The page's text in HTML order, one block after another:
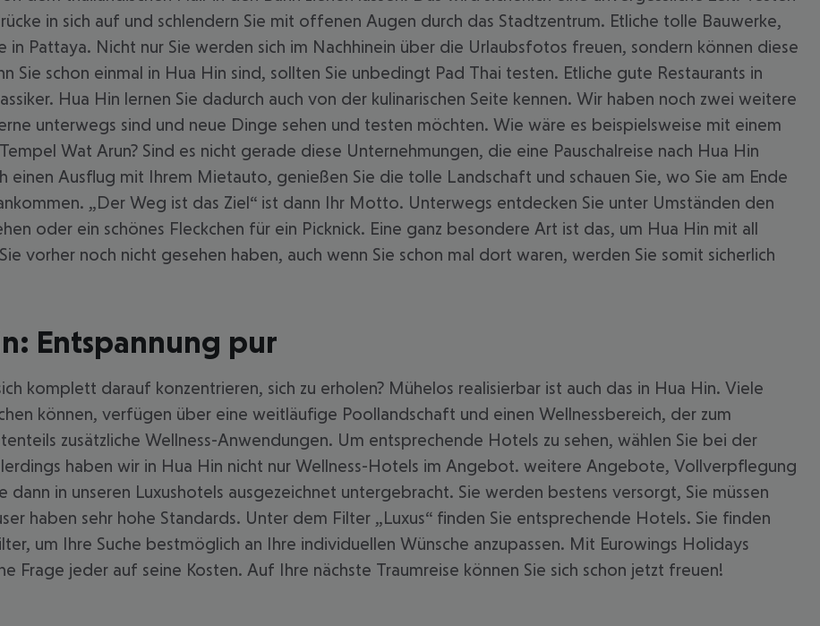
in sich auf und schlendern Sie mit offenen Augen durch das Stadtzentrum. Etliche tolle Bauwerke,
Pattaya. Nicht nur Sie werden sich im Nachhinein über die Urlaubsfotos freuen, sondern können diese
Sie schon einmal in Hua Hin sind, sollten Sie unbedingt Pad Thai testen. Etliche gute Restaurants in
Hua Hin lernen Sie dadurch auch von der kulinarischen Seite kennen. Wir haben noch zwei weitere
unterwegs sind und neue Dinge sehen und testen möchten. Wie wäre es beispielsweise mit einem
Wat Arun? Sind es nicht gerade diese Unternehmungen, die eine Pauschalreise nach Hua Hin
einen Ausflug mit Ihrem Mietauto, genießen Sie die tolle Landschaft und schauen Sie, wo Sie am Ende
„Der Weg ist das Ziel“ ist dann Ihr Motto. Unterwegs entdecken Sie unter Umständen den
oder ein schönes Fleckchen für ein Picknick. Eine ganz besondere Art ist das, um Hua Hin mit all
vorher noch nicht gesehen haben, auch wenn Sie schon mal dort waren, werden Sie somit sicherlich
Entspannung pur
komplett darauf konzentrieren, sich zu erholen? Mühelos realisierbar ist auch das in Hua Hin. Viele
können, verfügen über eine weitläufige Poollandschaft und einen Wellnessbereich, der zum
zusätzliche Wellness-Anwendungen. Um entsprechende Hotels zu sehen, wählen Sie bei der
haben wir in Hua Hin nicht nur Wellness-Hotels im Angebot. weitere Angebote, Vollverpflegung
dann in unseren Luxushotels ausgezeichnet untergebracht. Sie werden bestens versorgt, Sie müssen
haben sehr hohe Standards. Unter dem Filter „Luxus“ finden Sie entsprechende Hotels. Sie finden
um Ihre Suche bestmöglich an Ihre individuellen Wünsche anzupassen. Mit Eurowings Holidays
Frage jeder auf seine Kosten. Auf Ihre nächste Traumreise können Sie sich schon jetzt freuen!